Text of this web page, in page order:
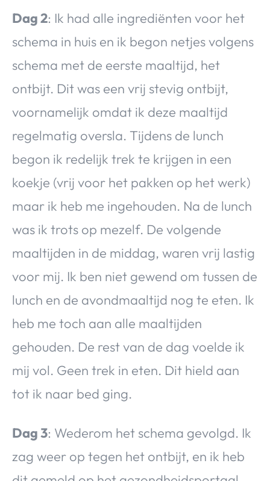
Dag 2: Ik had alle ingrediënten voor het
schema in huis en ik begon netjes volgens
schema met de eerste maaltijd, het
ontbijt. Dit was een vrij stevig ontbijt,
voornamelijk omdat ik deze maaltijd
regelmatig oversla. Tijdens de lunch
begon ik redelijk trek te krijgen in een
koekje (vrij voor het pakken op het werk)
maar ik heb me ingehouden. Na de lunch
was ik trots op mezelf. De volgende
maaltijden in de middag, waren vrij lastig
voor mij. Ik ben niet gewend om tussen de
lunch en de avondmaaltijd nog te eten. Ik
heb me toch aan alle maaltijden
gehouden. De rest van de dag voelde ik
mij vol. Geen trek in eten. Dit hield aan
tot ik naar bed ging.
Dag 3: Wederom het schema gevolgd. Ik
zag weer op tegen het ontbijt, en ik heb